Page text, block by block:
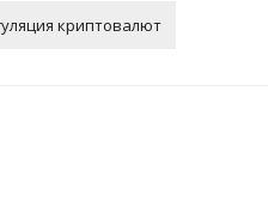
криптовалют